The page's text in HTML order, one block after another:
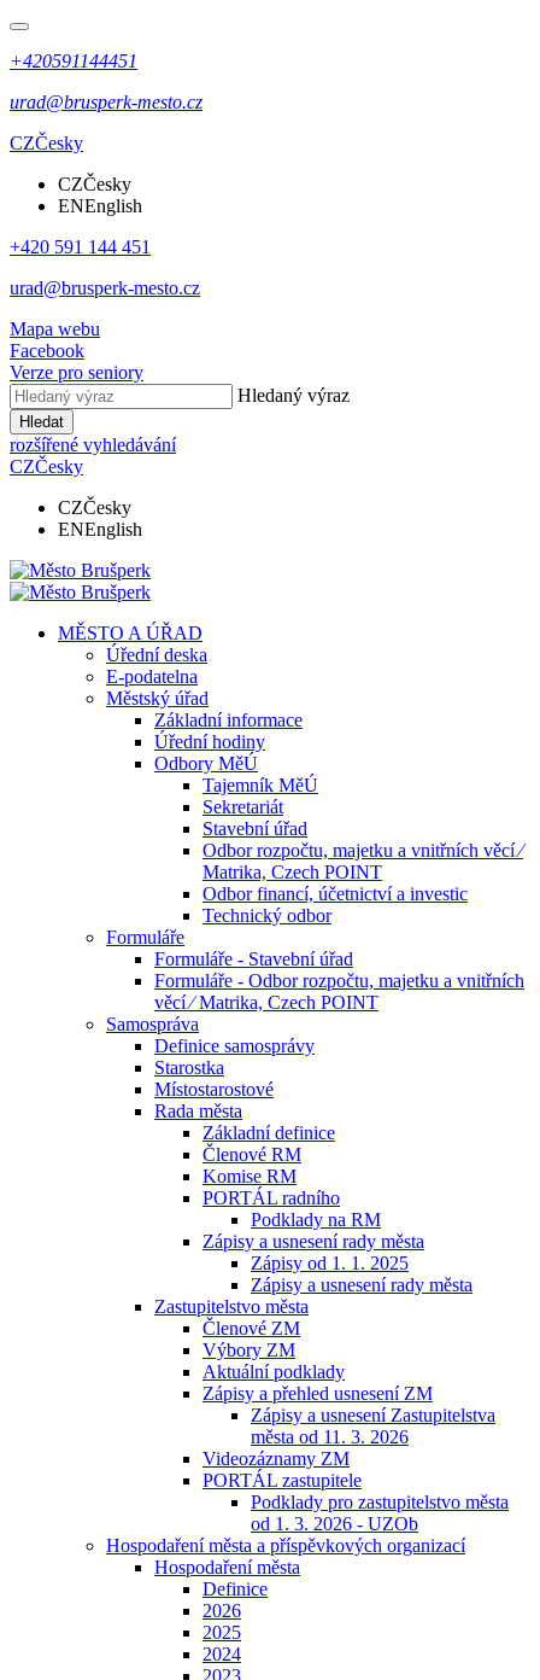
+420591144451
urad@brusperk-mesto.cz
CZČesky
CZČesky
ENEnglish
+420 591 144 451
urad@brusperk-mesto.cz
Mapa webu
Facebook
Verze pro seniory
Hledaný výraz
Hledat
rozšířené vyhledávání
CZČesky
CZČesky
ENEnglish
MĚSTO A ÚŘAD
Úřední deska
E-podatelna
Městský úřad
Základní informace
Úřední hodiny
Odbory MěÚ
Tajemník MěÚ
Sekretariát
Stavební úřad
Odbor rozpočtu, majetku a vnitřních věcí ⁄
Matrika, Czech POINT
Odbor financí, účetnictví a investic
Technický odbor
Formuláře
Formuláře - Stavební úřad
Formuláře - Odbor rozpočtu, majetku a vnitřních
věcí ⁄ Matrika, Czech POINT
Samospráva
Definice samosprávy
Starostka
Místostarostové
Rada města
Základní definice
Členové RM
Komise RM
PORTÁL radního
Podklady na RM
Zápisy a usnesení rady města
Zápisy od 1. 1. 2025
Zápisy a usnesení rady města
Zastupitelstvo města
Členové ZM
Výbory ZM
Aktuální podklady
Zápisy a přehled usnesení ZM
Zápisy a usnesení Zastupitelstva
města od 11. 3. 2026
Videozáznamy ZM
PORTÁL zastupitele
Podklady pro zastupitelstvo města
od 1. 3. 2026 - UZOb
Hospodaření města a příspěvkových organizací
Hospodaření města
Definice
2026
2025
2024
2023